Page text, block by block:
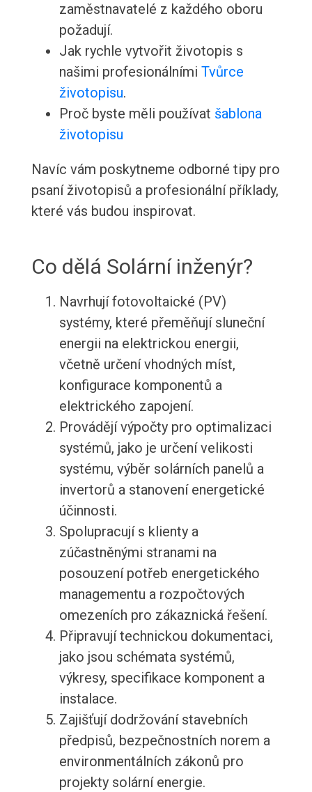
zaměstnavatelé z každého oboru
požadují.
Jak rychle vytvořit životopis s
našimi profesionálními Tvůrce
životopisu.
Proč byste měli používat šablona
životopisu
Navíc vám poskytneme odborné tipy pro
psaní životopisů a profesionální příklady,
které vás budou inspirovat.
Co dělá Solární inženýr?
Navrhují fotovoltaické (PV)
systémy, které přeměňují sluneční
energii na elektrickou energii,
včetně určení vhodných míst,
konfigurace komponentů a
elektrického zapojení.
Provádějí výpočty pro optimalizaci
systémů, jako je určení velikosti
systému, výběr solárních panelů a
invertorů a stanovení energetické
účinnosti.
Spolupracují s klienty a
zúčastněnými stranami na
posouzení potřeb energetického
managementu a rozpočtových
omezeních pro zákaznická řešení.
Připravují technickou dokumentaci,
jako jsou schémata systémů,
výkresy, specifikace komponent a
instalace.
Zajišťují dodržování stavebních
předpisů, bezpečnostních norem a
environmentálních zákonů pro
projekty solární energie.